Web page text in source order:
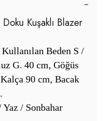
Kuşaklı Blazer
Beden S /
G. 40 cm, Göğüs
90 cm, Bacak
/ Sonbahar